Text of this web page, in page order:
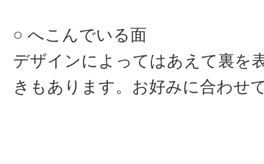
へこんでいる面
デザインによってはあえて裏を
きもあります。お好みに合わせ